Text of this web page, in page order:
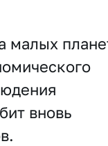
малых
вновь